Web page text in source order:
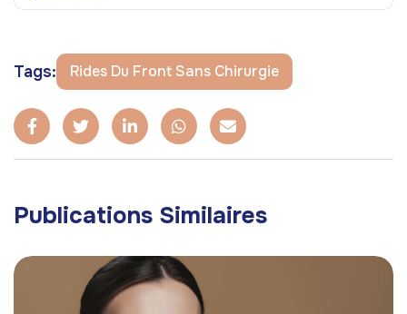
Tags: Rides Du Front Sans Chirurgie
Publications Similaires